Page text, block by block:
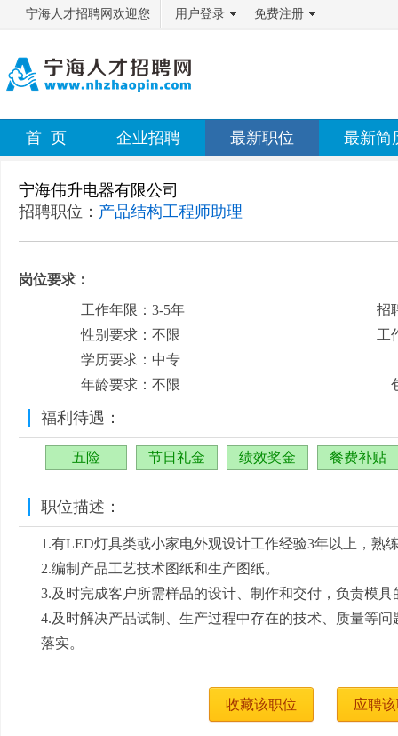
宁海人才招聘网欢迎您 用户登录 免费注册
首 页 企业招聘 最新职位 最新简
宁海伟升电器有限公司
招聘职位： 产品结构工程师助理
岗位要求：
工作年限：3-5年
性别要求：不限
学历要求：中专
年龄要求：不限
招
工
福利待遇：
五险 节日礼金 绩效奖金 餐费补贴
职位描述：
1.有LED灯具类或小家电外观设计工作经验3年以上，熟
2.编制产品工艺技术图纸和生产图纸。
3.及时完成客户所需样品的设计、制作和交付，负责模
4.及时解决产品试制、生产过程中存在的技术、质量等
落实。
收藏该职位 应聘